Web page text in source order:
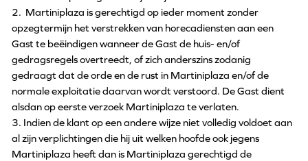
2. Martiniplaza is gerechtigd op ieder moment zonder
opzegtermijn het verstrekken van horecadiensten aan een
Gast te beëindigen wanneer de Gast de huis- en/of
gedragsregels overtreedt, of zich anderszins zodanig
gedraagt dat de orde en de rust in Martiniplaza en/of de
normale exploitatie daarvan wordt verstoord. De Gast dient
alsdan op eerste verzoek Martiniplaza te verlaten.
3. Indien de klant op een andere wijze niet volledig voldoet aan
al zijn verplichtingen die hij uit welken hoofde ook jegens
Martiniplaza heeft dan is Martiniplaza gerechtigd de